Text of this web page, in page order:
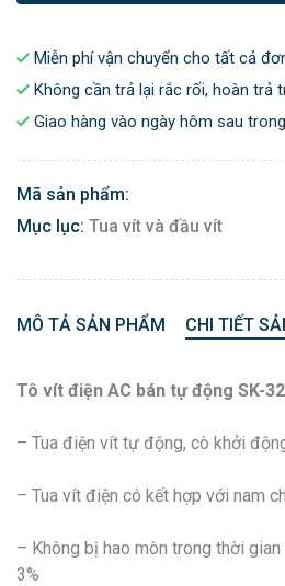
Miễn phí vận chuyển cho tất cả
Không cần trả lại rắc rối, hoàn trả
Giao hàng vào ngày hôm sau
Mã sản phẩm:
Mục lục: Tua vít và đầu vít
MÔ TẢ SẢN PHẨM CHI TIẾT
Tô vít điện AC bán tự động SK-
– Tua điện vít tự động, cò khởi
– Tua vít điện có kết hợp với nam
– Không bị hao mòn trong thời
3%